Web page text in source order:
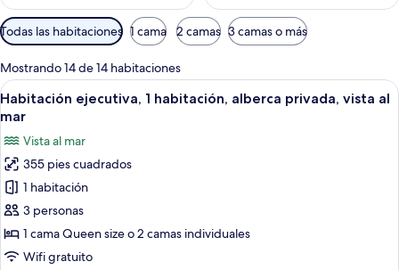
Filtros
disponibles
para
las
habitaciones
Todas las habitaciones 1 cama 2 camas 3 camas o más
Mostrando 14 de 14 habitaciones
Abrir
todas
fotos
de
Habitación
ejecutiva,
1
habitación,
Una habitación de hotel moderna
6
Habitación ejecutiva, 1 habitación, alberca privada, vista al
mar
Vista al mar
355 pies cuadrados
1 habitación
3 personas
1 cama Queen size o 2 camas individuales
Wifi gratuito